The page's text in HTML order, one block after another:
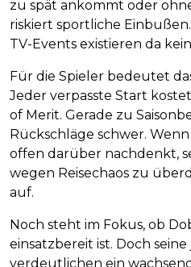
zu spät ankommt oder
riskiert sportliche
TV-Events existieren da
Für die Spieler bedeutet
Jeder verpasste Start
of Merit. Gerade zu
Rückschläge schwer.
offen darüber nachdenkt,
wegen Reisechaos zu
auf.
Noch steht im Fokus, ob
einsatzbereit ist. Doch
verdeutlichen ein